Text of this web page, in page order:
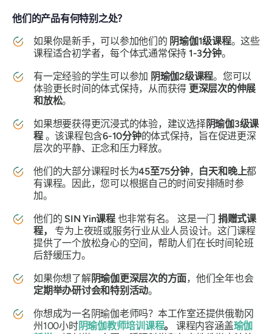
他们的产品有何特别之处？
如果你是新手，可以参加他们的 阴瑜伽1级课程。这些
课程适合初学者，每个体式通常保持 1-3分钟。
有一定经验的学生可以参加 阴瑜伽2级课程。您可以
体验更长时间的体式保持，从而获得 更深层次的伸展
和放松。
如果想要获得更沉浸式的体验，建议选择阴瑜伽3级课
程 。该课程包含6-10分钟的体式保持，旨在促进更深
层次的平静、​​正念和压力释放。
他们的大部分课程时长为45至75分钟， 白天和晚上都
有课程。因此，您可以根据自己的时间安排随时参
加。
他们的 SIN Yin课程 也非常有名。 这是一门 捐赠式课
程，
专为上夜班或服务行业从业人员设计。这门课程
提供了一个放松身心的空间，帮助人们在长时间轮班
后舒缓压力。
如果你想了解阴瑜伽更深层次的方面，他们全年也会
定期举办研讨会和特别活动。
你想成为一名阴瑜伽老师吗？本工作室还提供俄勒冈
州100小时阴瑜伽教师培训课程。 课程内容涵盖瑜伽